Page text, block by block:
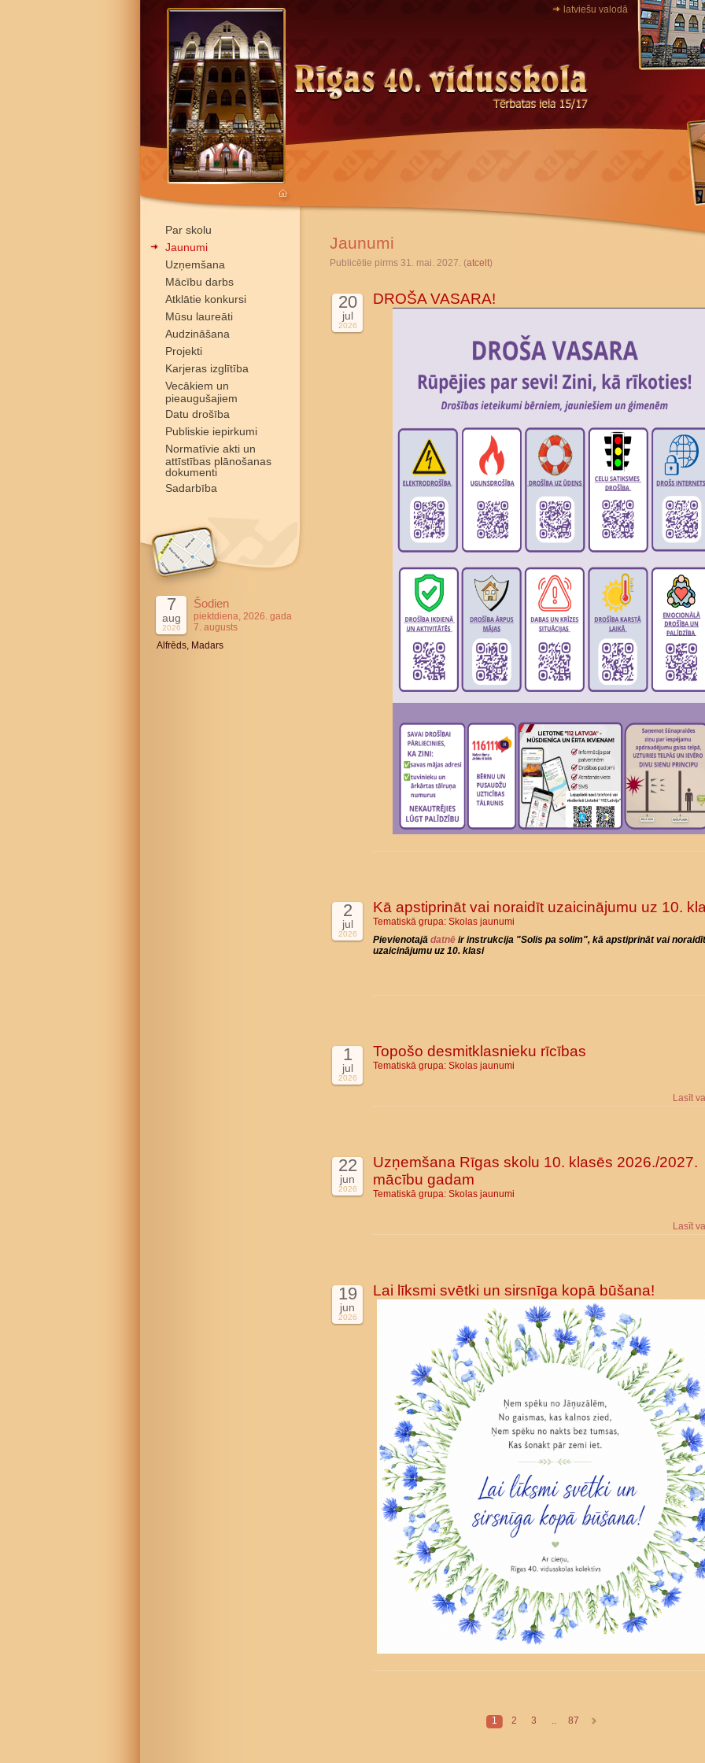
latviešu valodā
Par skolu
Jaunumi
Uzņemšana
Mācību darbs
Atklātie konkursi
Mūsu laureāti
Audzināšana
Projekti
Karjeras izglītība
Vecākiem un
pieaugušajiem
Datu drošība
Publiskie iepirkumi
Normatīvie akti un
attīstības plānošanas
dokumenti
Sadarbība
7
aug
2026
Šodien
piektdiena, 2026. gada
7. augusts
Alfrēds, Madars
Jaunumi
Publicētie pirms 31. mai. 2027. (atcelt)
20
jul
2026
DROŠA VASARA!
2
jul
2026
Kā apstiprināt vai noraidīt uzaicinājumu uz 10.
Tematiskā grupa: Skolas jaunumi
Pievienotajā datnē ir instrukcija "Solis pa solim", kā apstiprināt vai noraidīt
uzaicinājumu uz 10. klasi
1
jul
2026
Topošo desmitklasnieku rīcības
Tematiskā grupa: Skolas jaunumi
Lasīt
22
jun
2026
Uzņemšana Rīgas skolu 10. klasēs 2026./2027.
mācību gadam
Tematiskā grupa: Skolas jaunumi
Lasīt
19
jun
2026
Lai līksmi svētki un sirsnīga kopā būšana!
1 2 3 .. 87